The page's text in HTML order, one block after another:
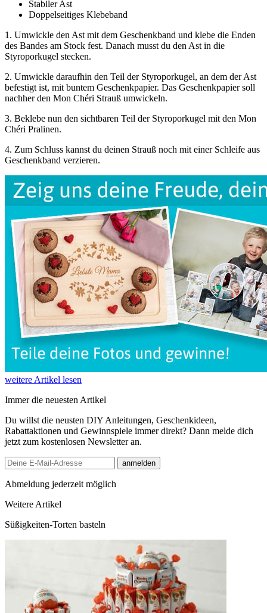
Stabiler Ast
Doppelseitiges Klebeband
1. Umwickle den Ast mit dem Geschenkband und klebe die Enden
des Bandes am Stock fest. Danach musst du den Ast in die
Styroporkugel stecken.
2. Umwickle daraufhin den Teil der Styroporkugel, an dem der Ast
befestigt ist, mit buntem Geschenkpapier. Das Geschenkpapier soll
nachher den Mon Chéri Strauß umwickeln.
3. Beklebe nun den sichtbaren Teil der Styroporkugel mit den Mon
Chéri Pralinen.
4. Zum Schluss kannst du deinen Strauß noch mit einer Schleife aus
Geschenkband verzieren.
weitere Artikel lesen
Immer die neuesten Artikel
Du willst die neusten DIY Anleitungen, Geschenkideen,
Rabattaktionen und Gewinnspiele immer direkt? Dann melde dich
jetzt zum kostenlosen Newsletter an.
anmelden
Abmeldung jederzeit möglich
Weitere Artikel
Süßigkeiten-Torten basteln